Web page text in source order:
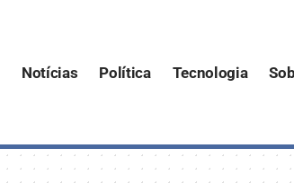
Notícias Política Tecnologia